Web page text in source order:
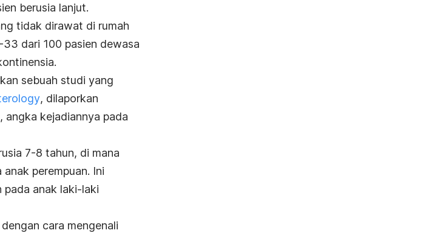
berusia lanjut.
tidak dirawat di rumah
dari 100 pasien dewasa
sebuah studi yang
, dilaporkan
angka kejadiannya pada
7-8 tahun, di mana
perempuan. Ini
pada anak laki-laki
cara mengenali